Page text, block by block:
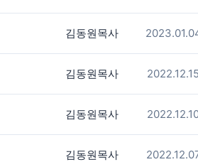
김동원목사
김동원목사 2022.12.15
김동원목사
김동원목사